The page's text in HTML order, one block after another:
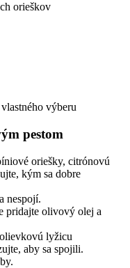
orieškov
výberu
pestom
oriešky, citrónovú
kým sa dobre
nespojí.
pridajte olivový olej a
lyžicu
aby sa spojili.